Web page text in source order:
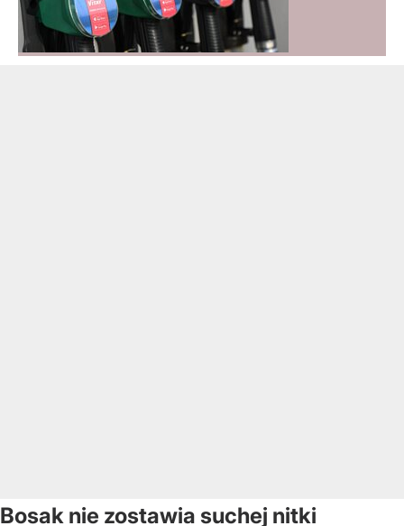
Bosak nie zostawia suchej nitki